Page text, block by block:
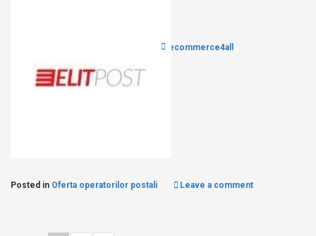
ecommerce4all
Posted in Oferta operatorilor postali Leave a comment